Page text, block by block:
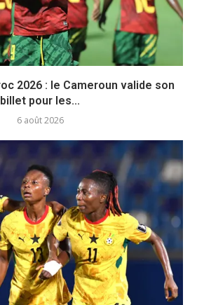
2026 : le Cameroun valide son
billet pour les...
6 août 2026